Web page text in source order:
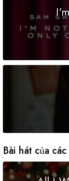
Bài hát của